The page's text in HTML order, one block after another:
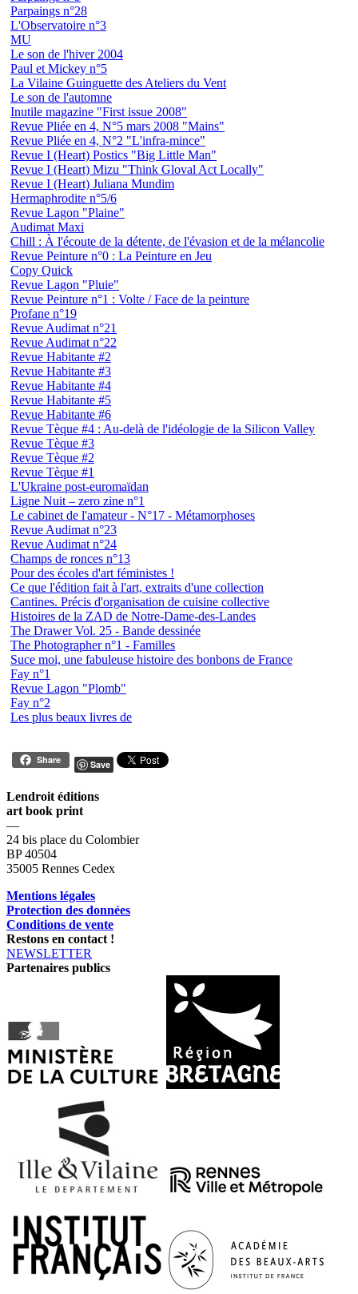
Parpaings n°28
L'Observatoire n°3
MU
Le son de l'hiver 2004
Paul et Mickey n°5
La Vilaine Guinguette des Ateliers du Vent
Le son de l'automne
Inutile magazine "First issue 2008"
Revue Pliée en 4, N°5 mars 2008 "Mains"
Revue Pliée en 4, N°2 "L'infra-mince"
Revue I (Heart) Postics "Big Little Man"
Revue I (Heart) Mizu "Think Gloval Act Locally"
Revue I (Heart) Juliana Mundim
Hermaphrodite n°5/6
Revue Lagon "Plaine"
Audimat Maxi
Chill : À l'écoute de la détente, de l'évasion et de la mélancolie
Revue Peinture n°0 : La Peinture en Jeu
Copy Quick
Revue Lagon "Pluie"
Revue Peinture n°1 : Volte / Face de la peinture
Profane n°19
Revue Audimat n°21
Revue Audimat n°22
Revue Habitante #2
Revue Habitante #3
Revue Habitante #4
Revue Habitante #5
Revue Habitante #6
Revue Tèque #4 : Au-delà de l'idéologie de la Silicon Valley
Revue Tèque #3
Revue Tèque #2
Revue Tèque #1
L'Ukraine post-euromaïdan
Ligne Nuit – zero zine n°1
Le cabinet de l'amateur - N°17 - Métamorphoses
Revue Audimat n°23
Revue Audimat n°24
Champs de ronces n°13
Pour des écoles d'art féministes !
Ce que l'édition fait à l'art, extraits d'une collection
Cantines. Précis d'organisation de cuisine collective
Histoires de la ZAD de Notre-Dame-des-Landes
The Drawer Vol. 25 - Bande dessinée
The Photographer n°1 - Familles
Suce moi, une fabuleuse histoire des bonbons de France
Fay n°1
Revue Lagon "Plomb"
Fay n°2
Les plus beaux livres de
Share Save
Lendroit éditions
art book print
—
24 bis place du Colombier
BP 40504
35005 Rennes Cedex
Mentions légales
Protection des données
Conditions de vente
Restons en contact !
NEWSLETTER
Partenaires publics